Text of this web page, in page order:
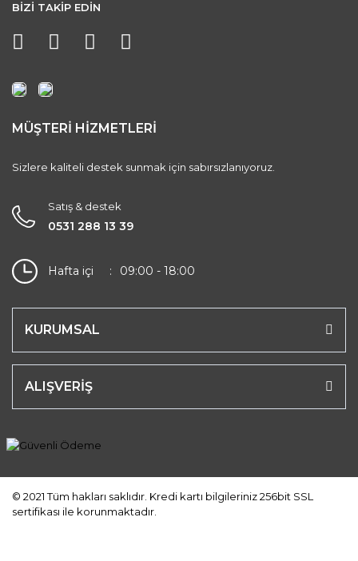
BİZİ TAKİP EDİN
MÜŞTERİ HİZMETLERİ
Sizlere kaliteli destek sunmak için sabırsızlanıyoruz.
Satış & destek
0531 288 13 39
Hafta içi 09:00 - 18:00
KURUMSAL
ALIŞVERİŞ
© 2021 Tüm hakları saklıdır. Kredi kartı bilgileriniz 256bit SSL
sertifikası ile korunmaktadır.